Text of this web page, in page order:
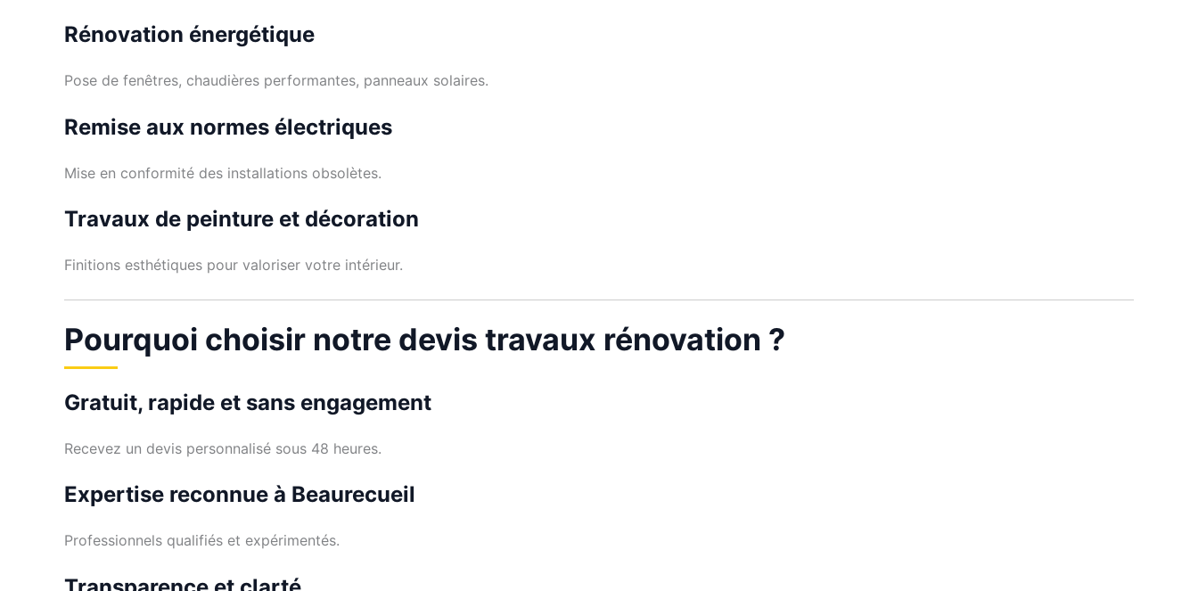
Rénovation énergétique
Pose de fenêtres, chaudières performantes, panneaux solaires.
Remise aux normes électriques
Mise en conformité des installations obsolètes.
Travaux de peinture et décoration
Finitions esthétiques pour valoriser votre intérieur.
Pourquoi choisir notre devis travaux rénovation ?
Gratuit, rapide et sans engagement
Recevez un devis personnalisé sous 48 heures.
Expertise reconnue à Beaurecueil
Professionnels qualifiés et expérimentés.